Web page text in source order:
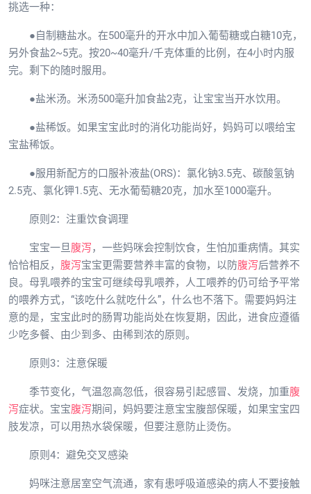
挑选一种：
●自制糖盐水。在500毫升的开水中加入葡萄糖或白糖10克，
另外食盐2~5克。按20~40毫升/千克体重的比例，在4小时内服
完。剩下的随时服用。
●盐米汤。米汤500毫升加食盐2克，让宝宝当开水饮用。
●盐稀饭。如果宝宝此时的消化功能尚好，妈妈可以喂给宝
宝盐稀饭。
●服用新配方的口服补液盐(ORS)：氯化钠3.5克、碳酸氢钠
2.5克、氯化钾1.5克、无水葡萄糖20克，加水至1000毫升。
原则2：注重饮食调理
宝宝一旦 腹泻，一些妈咪会控制饮食，生怕加重病情。其实
恰恰相反， 腹泻宝宝更需要营养丰富的食物，以防腹泻后营养不
良。母乳喂养的宝宝可继续母乳喂养，人工喂养的仍可给予平常
的喂养方式，“该吃什么就吃什么”，什么也不落下。需要妈妈注
意的是，宝宝此时的肠胃功能尚处在恢复期，因此，进食应遵循
少吃多餐、由少到多、由稀到浓的原则。
原则3：注意保暖
季节变化，气温忽高忽低，很容易引起感冒、发烧，加重腹
泻症状。宝宝腹泻期间，妈妈要注意宝宝腹部保暖，如果宝宝四
肢发凉，可以用热水袋保暖，但要注意防止烫伤。
原则4：避免交叉感染
妈咪注意居室空气流通，家有患呼吸道感染的病人不要接触